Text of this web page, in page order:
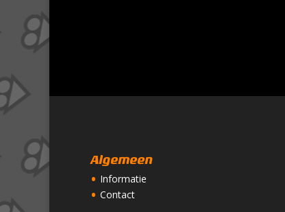
Algemeen
Informatie
Contact